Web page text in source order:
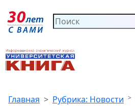
Главная Рубрика: Новости